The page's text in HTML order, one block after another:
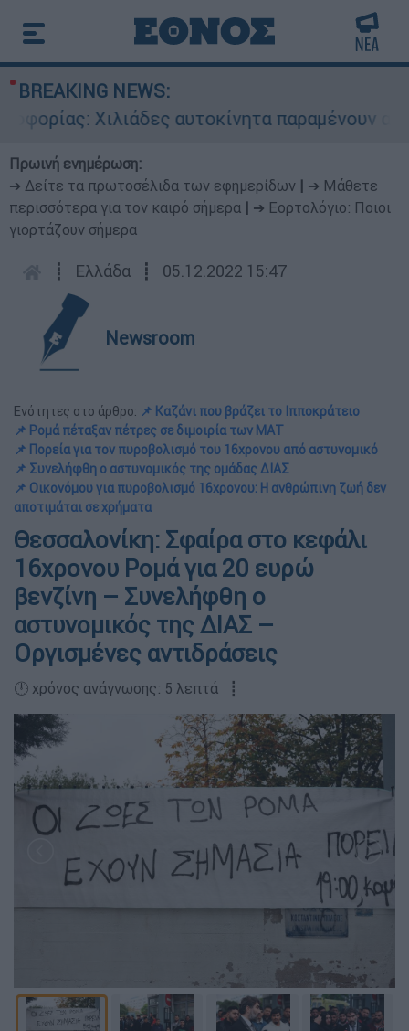
BREAKING NEWS:
Χιλιάδες αυτοκίνητα παραμένουν
Πρωινή ενημέρωση:
➔ Δείτε τα πρωτοσέλιδα των εφημερίδων
➔ Μάθετε
περισσότερα για τον καιρό σήμερα
➔ Εορτολόγιο: Ποιοι
γιορτάζουν σήμερα
┋ Ελλάδα ┋ 05.12.2022 15:47
Newsroom
Ενότητες στο άρθρο: 📌 Καζάνι που βράζει το Ιπποκράτειο
📌 Ρομά πέταξαν πέτρες σε διμοιρία των ΜΑΤ
📌 Πορεία για τον πυροβολισμό του 16χρονου από αστυνομικό
📌 Συνελήφθη ο αστυνομικός της ομάδας ΔΙΑΣ
📌 Οικονόμου για πυροβολισμό 16χρονου: Η ανθρώπινη ζωή δεν
αποτιμάται σε χρήματα
Θεσσαλονίκη: Σφαίρα στο κεφάλι
16χρονου Ρομά για 20 ευρώ
βενζίνη – Συνελήφθη ο
αστυνομικός της ΔΙΑΣ –
Οργισμένες αντιδράσεις
🕛 χρόνος ανάγνωσης: 5 λεπτά ┋